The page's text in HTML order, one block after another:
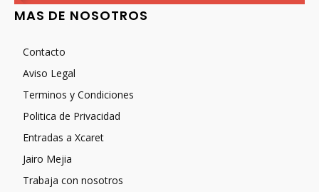
MAS DE NOSOTROS
Contacto
Aviso Legal
Terminos y Condiciones
Politica de Privacidad
Entradas a Xcaret
Jairo Mejia
Trabaja con nosotros